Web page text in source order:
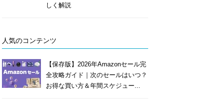
しく解説
人気のコンテンツ
【保存版】2026年Amazonセール完
全攻略ガイド｜次のセールはいつ？
お得な買い方＆年間スケジュー...